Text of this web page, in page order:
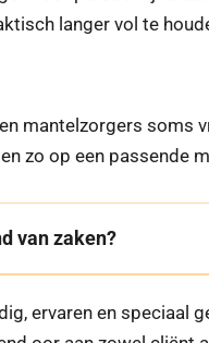
langer vol te
mantelzorgers soms
zo op een passende
van zaken?
ervaren en speciaal